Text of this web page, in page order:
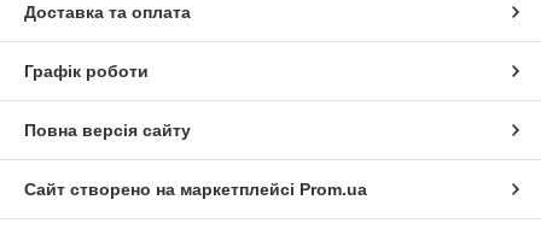
Доставка та оплата
Графік роботи
Повна версія сайту
Сайт створено на маркетплейсі Prom.ua